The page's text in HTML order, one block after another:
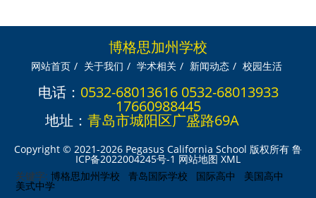
博格思加州学校
网站首页 / 关于我们 / 学术相关 / 新闻动态 / 校园生活
电话： 0532-68013616 0532-68013933
17660988445
地址： 青岛市城阳区广盛路69A
Copyright © 2021-2026 Pegasus California School 版权所有 鲁
ICP备2022004245号-1 网站地图 XML
关键字: 博格思加州学校 青岛国际学校 国际高中 美国高中
美式中学